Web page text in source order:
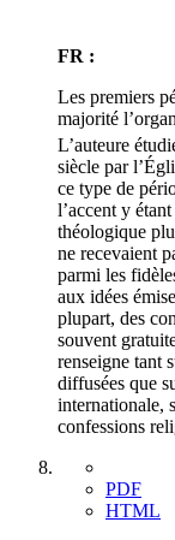
FR :
Les premiers
majorité
L’auteure
siècle par
ce type de
l’accent y
théologique
ne recevaient
parmi les
aux idées
plupart, des
souvent
renseigne tant
diffusées que
internationale,
confessions
PDF
HTML